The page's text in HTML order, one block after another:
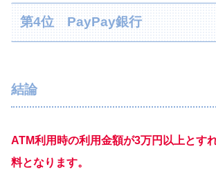
第4位 PayPay銀行
結論
ATM利用時の利用金額が3万円以上とす
料となります。